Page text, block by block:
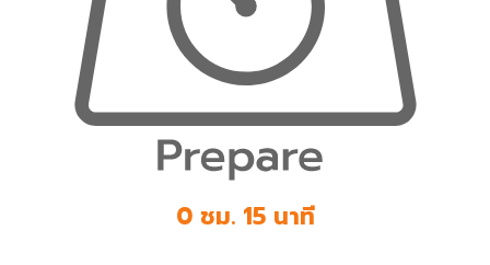
0 ชม. 15 นาที